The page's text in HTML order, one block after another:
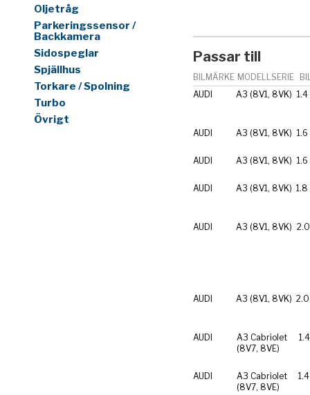
Oljetråg
Parkeringssensor /
Backkamera
Sidospeglar
Spjällhus
Torkare / Spolning
Turbo
Övrigt
Passar till
BILMÄRKE MODELLSERIE
AUDI
A3 (8V1, 8VK) 1.4
AUDI A3 (8V1, 8VK) 1.6
AUDI A3 (8V1, 8VK) 1.6
AUDI A3 (8V1, 8VK) 1.8
AUDI A3 (8V1, 8VK)
AUDI A3 (8V1, 8VK)
AUDI
A3 Cabriolet
(8V7, 8VE)
AUDI
A3 Cabriolet
(8V7, 8VE)